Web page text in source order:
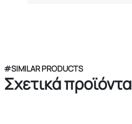
#SIMILAR PRODUCTS
Σχετικά προϊόντα